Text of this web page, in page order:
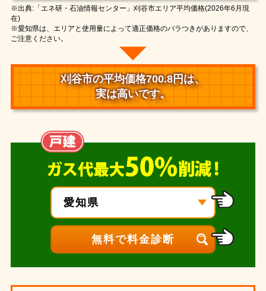
※出典:「エネ研・石油情報センター」刈谷市エリア平均価格(2026年6月現
在)
※愛知県は、エリアと使用量によって適正価格のバラつきがありますので、
ご注意ください。
刈谷市の平均価格700.8円は、
実は高いです。